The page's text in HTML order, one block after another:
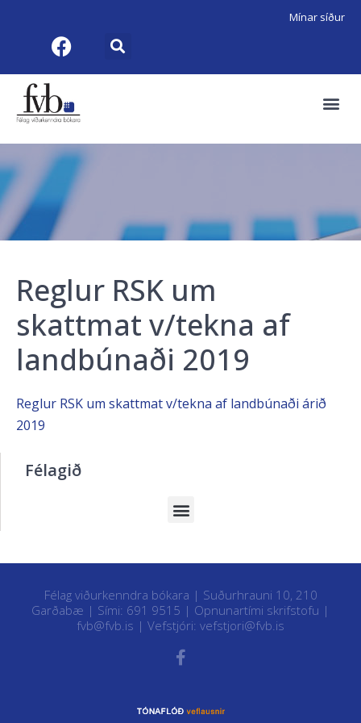
Mínar síður
Reglur RSK um
skattmat v/tekna af
landbúnaði 2019
Reglur RSK um skattmat v/tekna af landbúnaði árið
2019
Félagið
Félag viðurkenndra bókara | Suðurhrauni 10, 210
Garðabæ | Sími: 691 9515 | Opnunartími skrifstofu |
fvb@fvb.is | Vefstjóri: vefstjori@fvb.is